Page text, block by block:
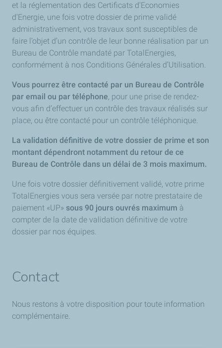
et la réglementation des Certificats d'Economies
d'Energie, une fois votre dossier de prime validé
administrativement, vos travaux sont susceptibles de
faire l’objet d’un contrôle de leur bonne réalisation par un
Bureau de Contrôle mandaté par TotalEnergies,
conformément à nos Conditions Générales d’Utilisation.
Vous pourrez être contacté par un Bureau de Contrôle
par email ou par téléphone, pour une prise de rendez-
vous afin d’effectuer un contrôle des travaux réalisés sur
place, ou être contacté pour un contrôle téléphonique.
La validation définitive de votre dossier de prime et son
montant dépendront notamment du retour de ce
Bureau de Contrôle dans un délai de 3 mois maximum.
Une fois votre dossier définitivement validé, votre prime
TotalEnergies vous sera versée par notre prestataire de
paiement «UP» sous 90 jours ouvrés maximum à
compter de la date de validation définitive de votre
dossier par nos équipes.
Contact
Nous restons à votre disposition pour toute information
complémentaire.